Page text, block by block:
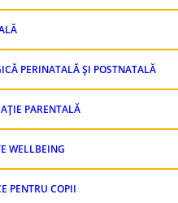
PERINATALĂ ȘI POSTNATALĂ
PARENTALĂ
WELLBEING
PENTRU COPII